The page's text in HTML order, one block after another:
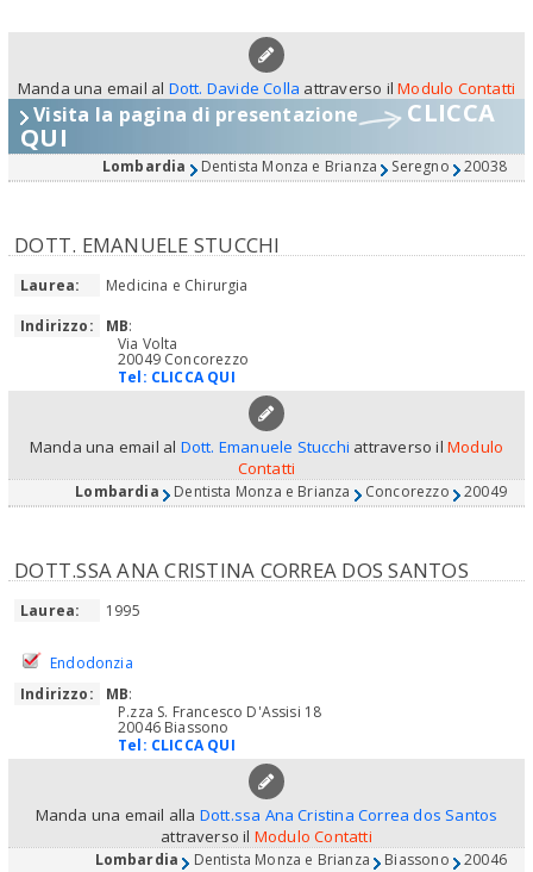
Manda una email al Dott. Davide Colla attraverso ilModulo Contatti
Visita la pagina di presentazione CLICCA
QUI
Lombardia Dentista Monza e Brianza Seregno 20038
DOTT. EMANUELE STUCCHI
Laurea:
Medicina e Chirurgia
Indirizzo:
MB:
Via Volta
20049 Concorezzo
Tel: CLICCA QUI
Manda una email al Dott. Emanuele Stucchi attraverso il Modulo
Contatti
Lombardia Dentista Monza e Brianza Concorezzo 20049
DOTT.SSA ANA CRISTINA CORREA DOS SANTOS
Laurea: 1995
Endodonzia
Indirizzo:
MB:
P.zza S. Francesco D'Assisi 18
20046 Biassono
Tel: CLICCA QUI
Manda una email alla Dott.ssa Ana Cristina Correa dos Santos
attraverso il Modulo Contatti
Lombardia Dentista Monza e Brianza Biassono 20046